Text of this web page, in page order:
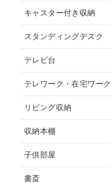
キャスター付き収納
スタンディングデスク
テレビ台
テレワーク・在宅ワーク
リビング収納
収納本棚
子供部屋
書斎